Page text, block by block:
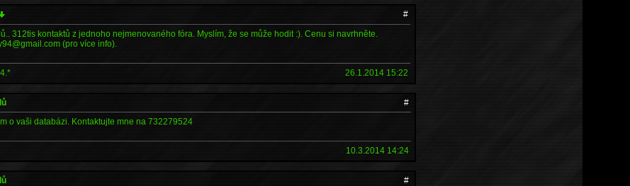
#
312tis kontaktů z jednoho nejmenovaného fóra. Myslím, že se může hodit :). Cenu si navrhněte.
(pro více info).
26.1.2014 15:22
#
o vaši databázi. Kontaktujte mne na 732279524
10.3.2014 14:24
#